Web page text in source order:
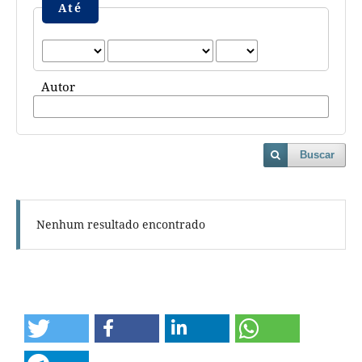
Até
Autor
Buscar
Nenhum resultado encontrado